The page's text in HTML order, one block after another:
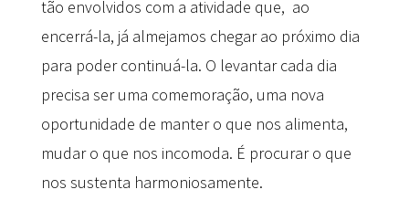
tão envolvidos com a atividade que, ao
encerrá-la, já almejamos chegar ao próximo dia
para poder continuá-la. O levantar cada dia
precisa ser uma comemoração, uma nova
oportunidade de manter o que nos alimenta,
mudar o que nos incomoda. É procurar o que
nos sustenta harmoniosamente.